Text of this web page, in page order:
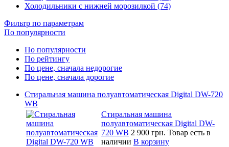
Холодильники с нижней морозилкой (74)
Фильтр по параметрам
По популярности
По популярности
По рейтингу
По цене, сначала недорогие
По цене, сначала дорогие
Стиральная машина полуавтоматическая Digital DW-720
WB
Стиральная машина
полуавтоматическая Digital DW-
720 WB 2 900 грн. Товар есть в
наличии В корзину